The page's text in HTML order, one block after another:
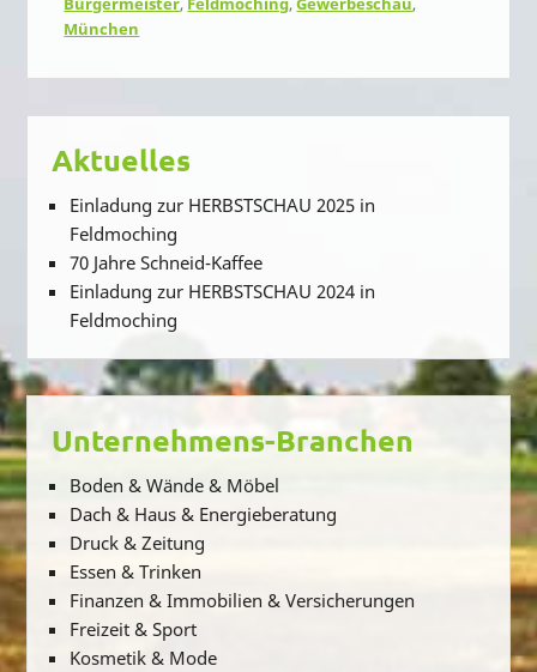
München
Aktuelles
Einladung zur HERBSTSCHAU 2025 in
Feldmoching
70 Jahre Schneid-Kaffee
Einladung zur HERBSTSCHAU 2024 in
Feldmoching
Unternehmens-Branchen
Boden & Wände & Möbel
Dach & Haus & Energieberatung
Druck & Zeitung
Essen & Trinken
Finanzen & Immobilien & Versicherungen
Freizeit & Sport
Kosmetik & Mode